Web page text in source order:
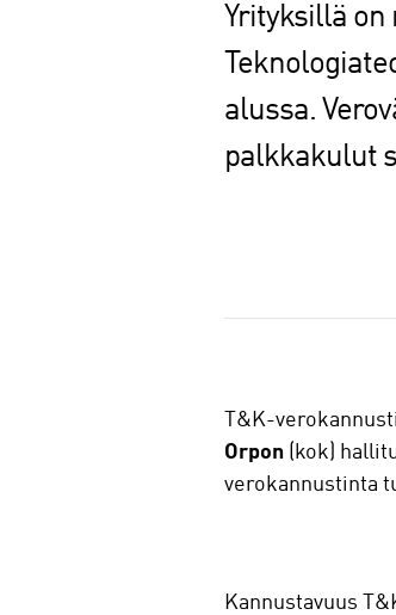
Yrityksillä
alussa.
palkkakulut
a
T&K-
Orpon (kok)
verokannustinta
Kannustavuus